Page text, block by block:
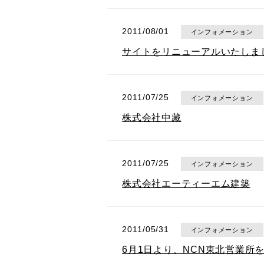
2011/08/01 インフォメーション
サイトをリニューアルいたしま
2011/07/25 インフォメーション
株式会社中藏
2011/07/25 インフォメーション
株式会社エーティーエム建築
2011/05/31 インフォメーション
6月1日より、NCN東北営業所を